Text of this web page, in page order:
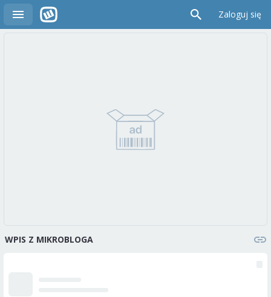
Zaloguj się
WPIS Z MIKROBLOGA